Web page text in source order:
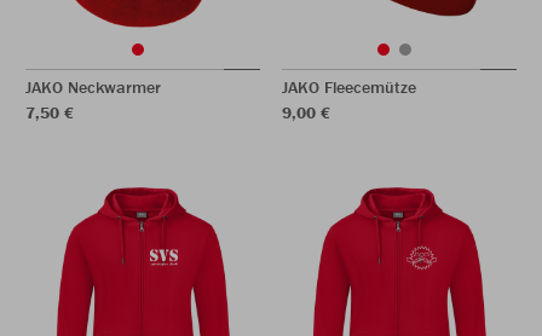
JAKO Neckwarmer
7,50 €
JAKO Fleecemütze
9,00 €